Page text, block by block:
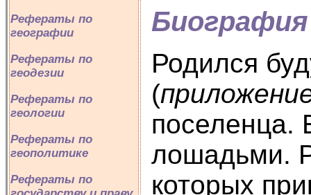
Рефераты по
географии
Рефераты по
геодезии
Рефераты по
геологии
Рефераты по
геополитике
Рефераты по
Родился
(
поселенца.
лошадьми.
которых